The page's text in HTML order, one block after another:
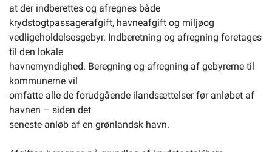
at der indberettes og afregnes både
krydstogtpassagerafgift, havneafgift og miljøog
vedligeholdelsesgebyr. Indberetning og afregning foretages
til den lokale
havnemyndighed. Beregning og afregning af gebyrerne til
kommunerne vil
omfatte alle de forudgående ilandsættelser før anløbet af
havnen – siden det
seneste anløb af en grønlandsk havn.